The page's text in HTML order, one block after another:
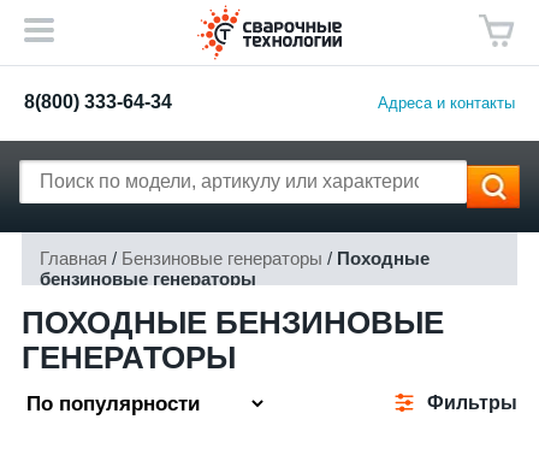
8(800) 333-64-34 Адреса и контакты
Главная / Бензиновые генераторы / Походные
бензиновые генераторы
ПОХОДНЫЕ БЕНЗИНОВЫЕ
ГЕНЕРАТОРЫ
Фильтры